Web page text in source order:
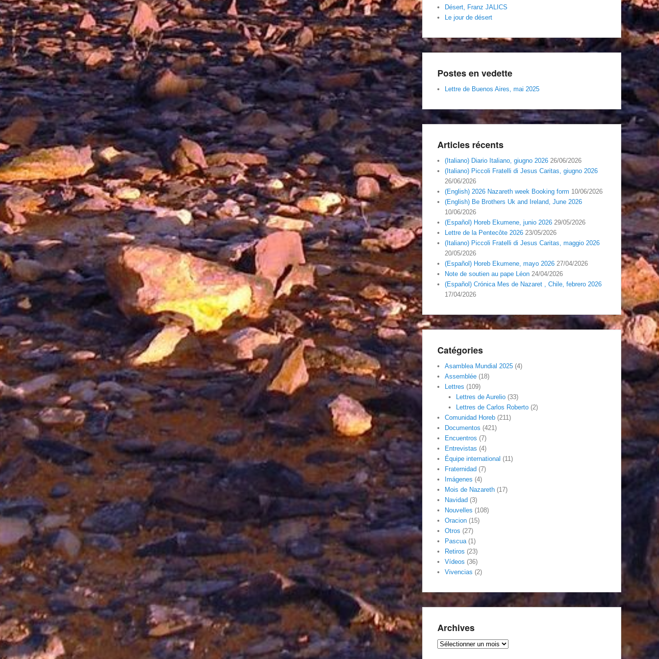
Désert, Franz JALICS
Le jour de désert
Postes en vedette
Lettre de Buenos Aires, mai 2025
Articles récents
(Italiano) Diario Italiano, giugno 2026 26/06/2026
(Italiano) Piccoli Fratelli di Jesus Caritas, giugno 2026
26/06/2026
(English) 2026 Nazareth week Booking form 10/06/2026
(English) Be Brothers Uk and Ireland, June 2026
10/06/2026
(Español) Horeb Ekumene, junio 2026 29/05/2026
Lettre de la Pentecôte 2026 23/05/2026
(Italiano) Piccoli Fratelli di Jesus Caritas, maggio 2026
20/05/2026
(Español) Horeb Ekumene, mayo 2026 27/04/2026
Note de soutien au pape Léon 24/04/2026
(Español) Crónica Mes de Nazaret , Chile, febrero 2026
17/04/2026
Catégories
Asamblea Mundial 2025 (4)
Assemblée (18)
Lettres (109)
Lettres de Aurelio(33)
Lettres de Carlos Roberto(2)
Comunidad Horeb (211)
Documentos (421)
Encuentros (7)
Entrevistas (4)
Équipe international (11)
Fraternidad (7)
Imágenes (4)
Mois de Nazareth (17)
Navidad (3)
Nouvelles (108)
Oracion (15)
Otros (27)
Pascua(1)
Retiros (23)
Vídeos (36)
Vivencias (2)
Archives
Archives